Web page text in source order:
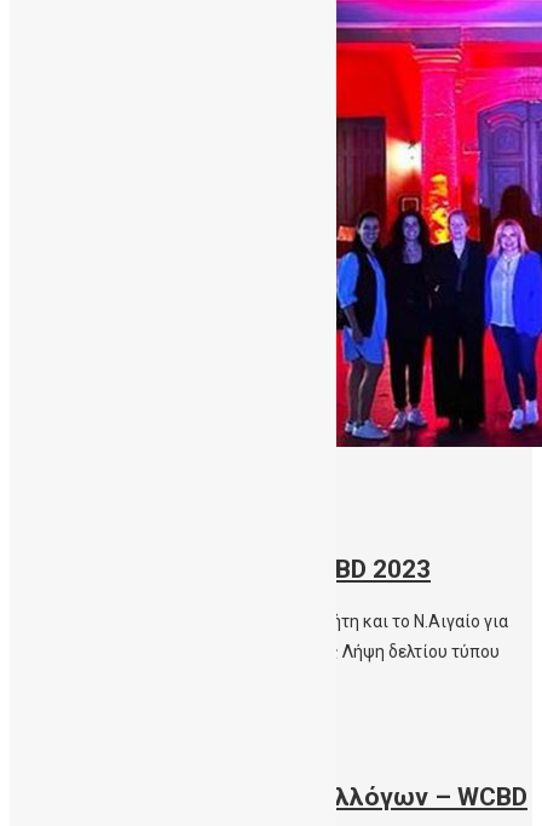
δράσης Φωταγώγησης- WCBD 2023
Στα χρώματα της ΔηΤΟΒ Κρήτης όλη η Κρήτη και το Ν.Αιγαίο για
την Παγκόσμια Ημέρα Ομφαλικού Αίματος Λήψη δελτίου τύπου
Φωτογραφίες Δράσεων Συλλόγων – WCBD